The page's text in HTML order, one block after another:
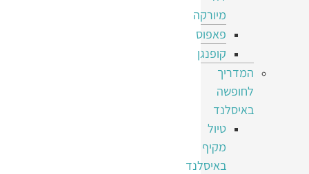
מיורקה
פאפוס
קופנגן
המדריך
לחופשה
באיסלנד
טיול
מקיף
באיסלנד